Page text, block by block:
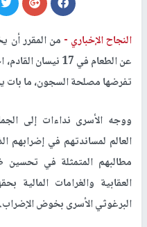
النجاح الإخباري - من المقرر أن
عن الطعام في 17
تفرضها مصلحة السجون، ما بات
ووجه الأسرى نداءات إلى
العالم لمساندتهم في إضرابهم
مطالبهم المتمثلة في تحسين
العقابية والغرامات
البرغوثي الأسرى بخوض الإضراب.